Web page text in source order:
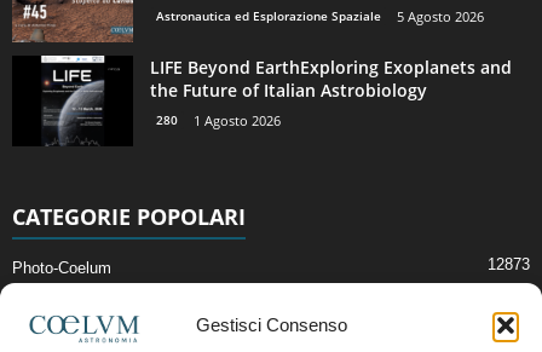
Gestisci Consenso
Astronautica ed Esplorazione Spaziale 5 Agosto 2026
LIFE Beyond EarthExploring Exoplanets and
the Future of Italian Astrobiology
280 1 Agosto 2026
CATEGORIE POPOLARI
Photo-Coelum 12873
News di Astronomia 2408